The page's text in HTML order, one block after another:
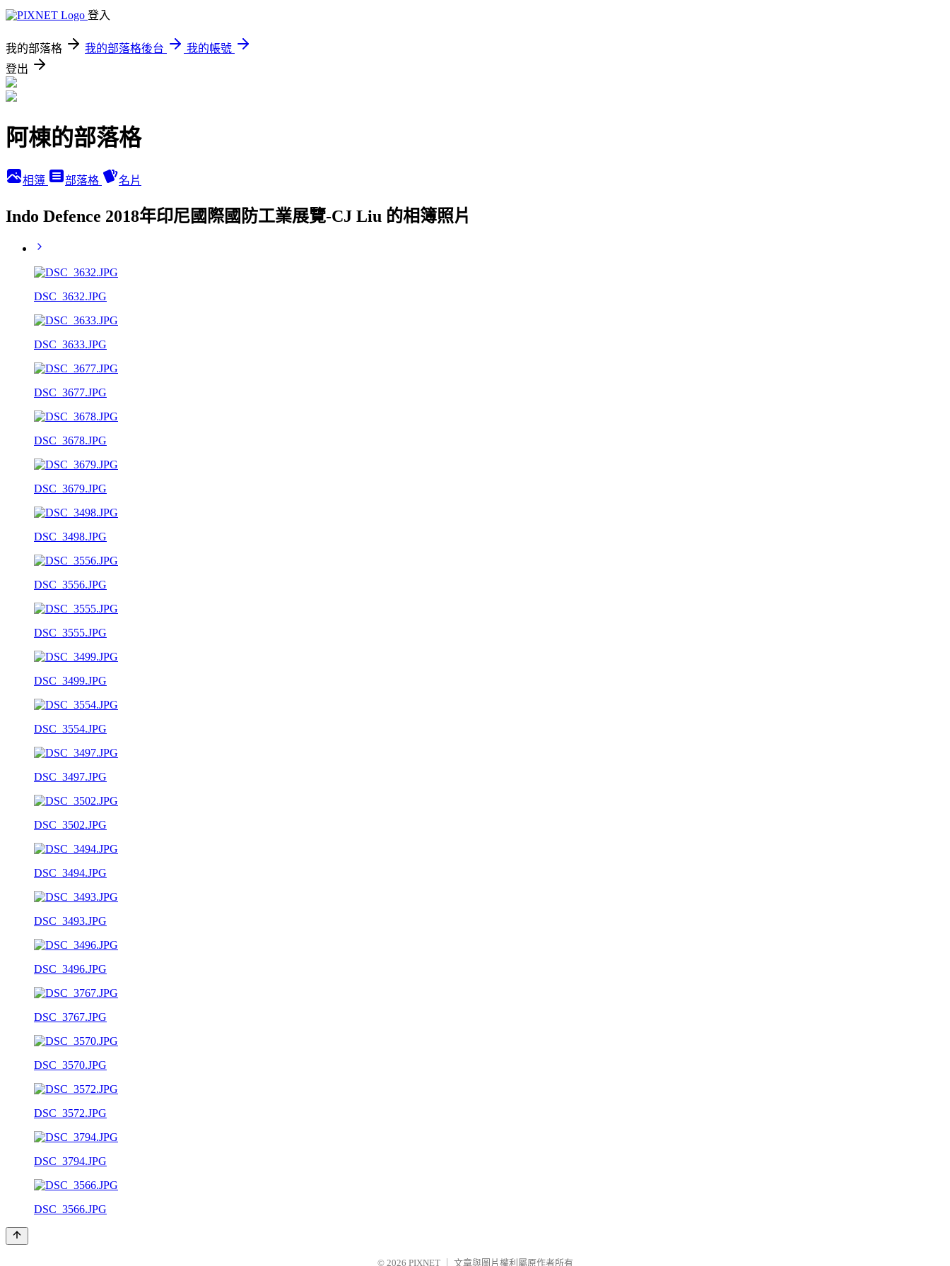
登入
我的部落格 我的部落格後台
我的帳號
登出
阿棟的部落格
相簿 部落格 名片
Indo Defence 2018年印尼國際國防工業展覽-CJ Liu 的相簿照片
DSC_3632.JPG
DSC_3633.JPG
DSC_3677.JPG
DSC_3678.JPG
DSC_3679.JPG
DSC_3498.JPG
DSC_3556.JPG
DSC_3555.JPG
DSC_3499.JPG
DSC_3554.JPG
DSC_3497.JPG
DSC_3502.JPG
DSC_3494.JPG
DSC_3493.JPG
DSC_3496.JPG
DSC_3767.JPG
DSC_3570.JPG
DSC_3572.JPG
DSC_3794.JPG
DSC_3566.JPG
© 2026 PIXNET 文章與圖片權利屬原作者所有